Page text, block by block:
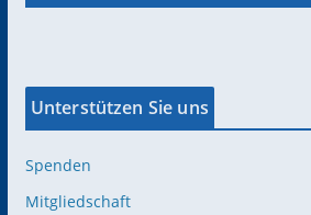
Unterstützen Sie uns
Spenden
Mitgliedschaft